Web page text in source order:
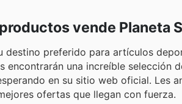
vende Planeta
destino preferido para artículos
encontrarán una increíble selección
en su sitio web oficial. Les
ofertas que llegan con fuerza.